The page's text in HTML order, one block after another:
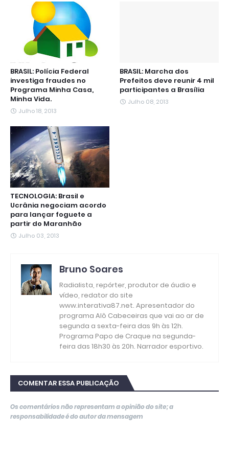
k
p
BRASIL: Polícia Federal
investiga fraudes no
Programa Minha Casa,
Minha Vida.
Julho 18, 2013
BRASIL: Marcha dos
Prefeitos deve reunir 4 mil
participantes a Brasília
Julho 08, 2013
TECNOLOGIA: Brasil e
Ucrânia negociam acordo
para lançar foguete a
partir do Maranhão
Julho 03, 2013
Bruno Soares
Radialista, repórter, produtor de áudio e
vídeo, redator do site
www.interativa87.net. Apresentador do
programa Alô Cabeceiras que vai ao ar de
segunda a sexta-feira das 9h às 12h.
Programa Papo de Craque na segunda-
feira das 18h30 às 20h. Narrador esportivo.
COMENTAR ESSA PUBLICAÇÃO
Os comentários não representam a opinião do site; a
responsabilidade é do autor da mensagem